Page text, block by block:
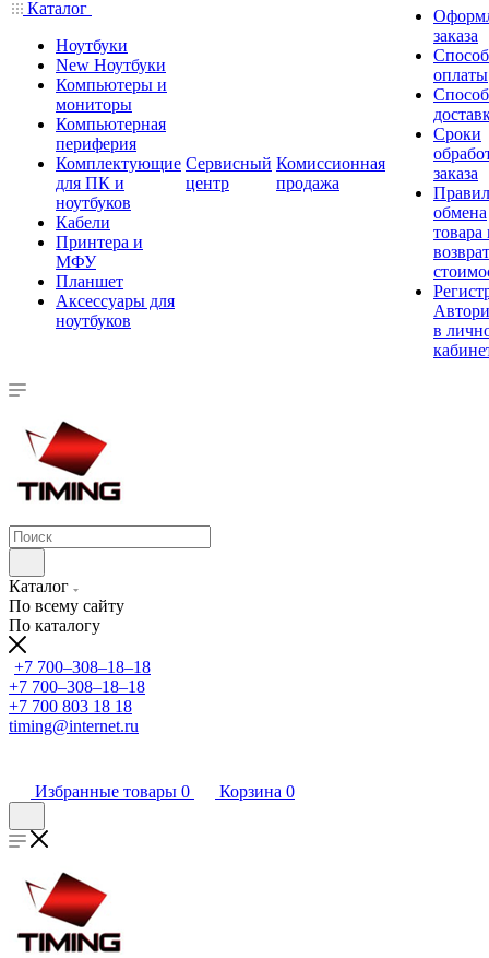
Каталог
Ноутбуки
New Ноутбуки
Компьютеры и
мониторы
Компьютерная
периферия
Комплектующие
для ПК и
ноутбуков
Кабели
Принтера и
МФУ
Планшет
Аксессуары для
ноутбуков
Сервисный
центр
Комиссионная
продажа
заказа
оплаты
Сроки
заказа
обмена
товара
в
Каталог
По всему сайту
По каталогу
+7 700‒308‒18‒18
+7 700‒308‒18‒18
+7 700 803 18 18
timing@internet.ru
Избранные товары 0 Корзина 0